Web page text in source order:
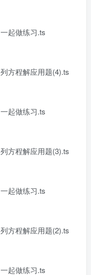
起做练习.ts
程解应用题(4).ts
起做练习.ts
程解应用题(3).ts
起做练习.ts
程解应用题(2).ts
起做练习.ts